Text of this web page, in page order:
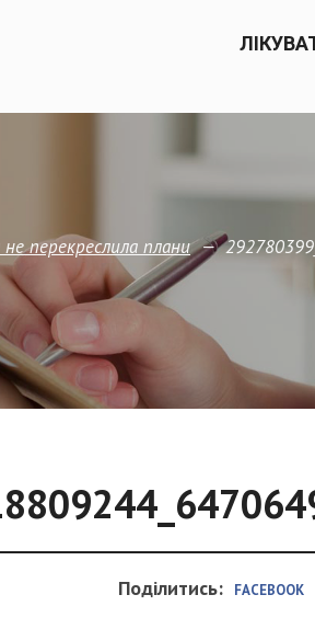
не перекреслила плани —
Поділитись: FACEBOOK